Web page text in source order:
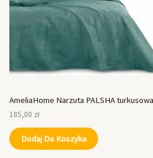
AmeliaHome Narzuta PALSHA
185,00 zł
Dodaj Do Koszyka